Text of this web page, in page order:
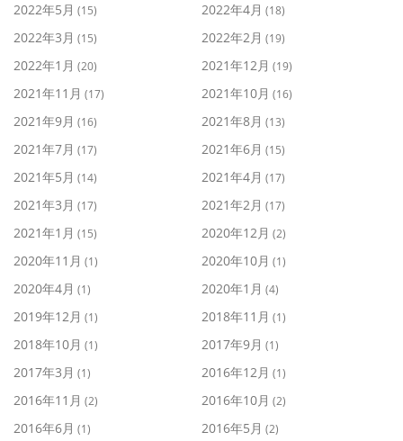
2022年5月 (15) 2022年4月 (18)
2022年3月 (15) 2022年2月 (19)
2022年1月 (20) 2021年12月 (19)
2021年11月 (17) 2021年10月 (16)
2021年9月 (16) 2021年8月 (13)
2021年7月 (17) 2021年6月 (15)
2021年5月 (14) 2021年4月 (17)
2021年3月 (17) 2021年2月 (17)
2021年1月 (15) 2020年12月 (2)
2020年11月 (1) 2020年10月 (1)
2020年4月 (1) 2020年1月 (4)
2019年12月 (1) 2018年11月 (1)
2018年10月 (1) 2017年9月 (1)
2017年3月 (1) 2016年12月 (1)
2016年11月 (2) 2016年10月 (2)
2016年6月 (1) 2016年5月 (2)